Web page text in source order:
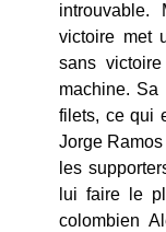
victoire met
sans
machine.
filets, ce qui
Jorge
les
lui faire le
colombien